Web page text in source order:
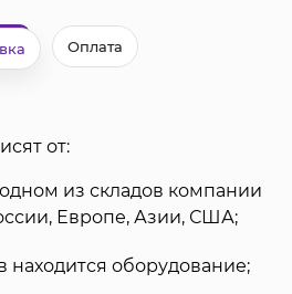
Оплата
от:
из складов компании
Европе, Азии, США;
находится оборудование;